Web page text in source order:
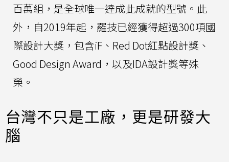
百萬組，是全球唯一達成此成就的型號。此
外，自2019年起，羅技已經獲得超過300項國
際設計大獎，包含iF、Red Dot紅點設計獎、
Good Design Award，以及IDA設計獎等殊
榮。
台灣不只是工廠，更是研發大
腦